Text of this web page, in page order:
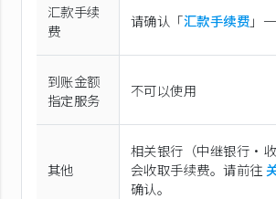
汇款手续
费
请确认「汇款手续费」
到账金额
指定服务
不可以使用
其他
相关银行（中继银行·
会收取手续费。请前往
确认。